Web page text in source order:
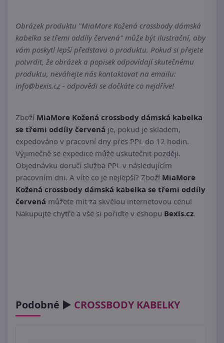
Obrázek produktu "MiaMore Kožená crossbody dámská
kabelka se třemi oddíly červená" může být ilustrační, aby
vám poskytl lepší představu o produktu. Pokud si přejete
potvrdit, že obrázek a popisek odpovídají skutečnému
produktu, neváhejte nás kontaktovat na emailu:
info@bexis.cz - odpovědi se dočkáte co nejdříve!
Zboží MiaMore Kožená crossbody dámská kabelka
se třemi oddíly červená je, pokud je skladem,
expedováno v pracovní dny přes PPL do 12 hodin.
Výjimečně se expedice může uskutečnit později.
Objednávku doručí služba PPL v následujícím
pracovním dni. A víte co je nejlepší? Zboží MiaMore
Kožená crossbody dámská kabelka se třemi oddíly
červená můžete mít za skvělou internetovou cenu!
Nakupujte chytře a vše si pořiďte v eshopu Bexis.cz.
Podobné ► CROSSBODY KABELKY